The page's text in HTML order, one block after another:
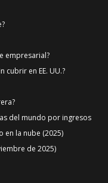
empresarial?
cubrir en EE. UU.?
del mundo por ingresos
en la nube (2025)
de 2025)